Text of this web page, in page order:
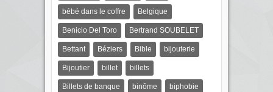
bébé dans le coffre Belgique
Benicio Del Toro Bertrand SOUBELET
Bettant Béziers Bible bijouterie
Bijoutier billet billets
Billets de banque binôme biphobie